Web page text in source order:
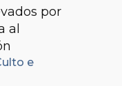
por
al
e